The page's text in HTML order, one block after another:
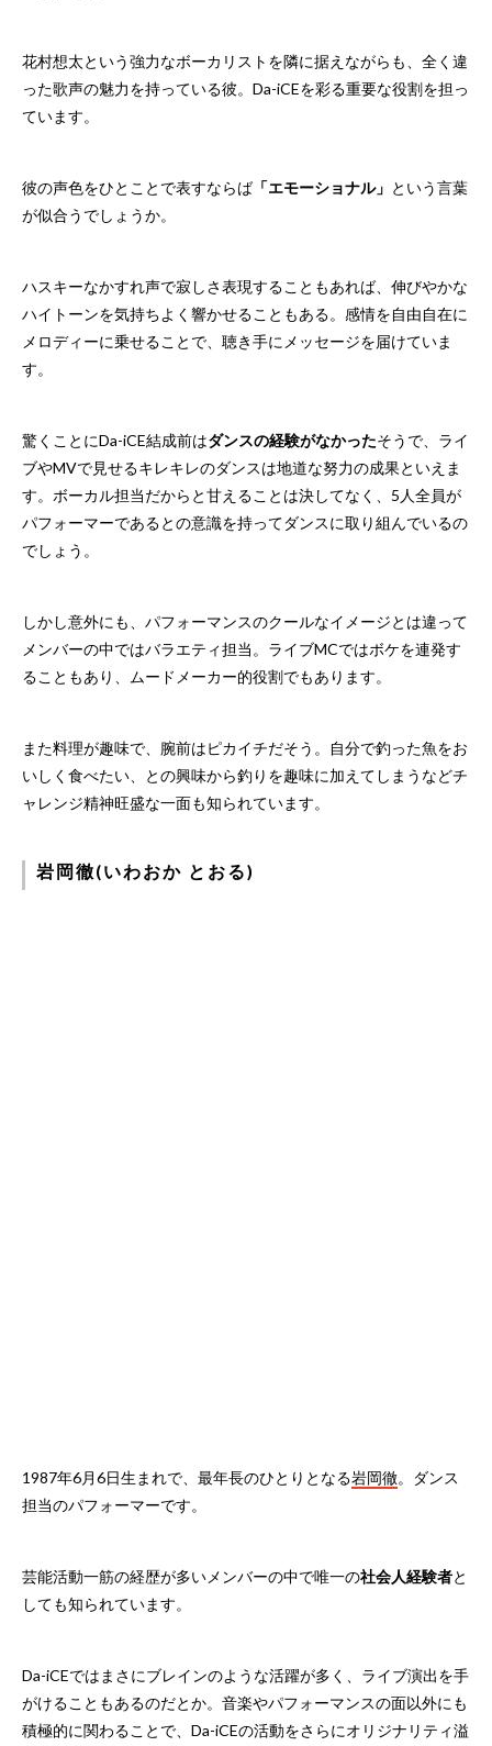
花村想太という強力なボーカリストを隣に据えながらも、全く違
った歌声の魅力を持っている彼。Da-iCEを彩る重要な役割を担っ
ています。
彼の声色をひとことで表すならば「エモーショナル」 という言葉
が似合うでしょうか。
ハスキーなかすれ声で寂しさ表現することもあれば、伸びやかな
ハイトーンを気持ちよく響かせることもある。感情を自由自在に
メロディーに乗せることで、聴き手にメッセージを届けていま
す。
驚くことにDa-iCE結成前はダンスの経験がなかったそうで、ライ
ブやMVで見せるキレキレのダンスは地道な努力の成果といえま
す。ボーカル担当だからと甘えることは決してなく、5人全員が
パフォーマーであるとの意識を持ってダンスに取り組んでいるの
でしょう。
しかし意外にも、パフォーマンスのクールなイメージとは違って
メンバーの中ではバラエティ担当。ライブMCではボケを連発す
ることもあり、ムードメーカー的役割でもあります。
また料理が趣味で、腕前はピカイチだそう。自分で釣った魚をお
いしく食べたい、との興味から釣りを趣味に加えてしまうなどチ
ャレンジ精神旺盛な一面も知られています。
岩岡徹(いわおか とおる)
1987年6月6日生まれで、最年長のひとりとなる岩岡徹。ダンス
担当のパフォーマーです。
芸能活動一筋の経歴が多いメンバーの中で唯一の社会人経験者と
しても知られています。
Da-iCEではまさにブレインのような活躍が多く、ライブ演出を手
がけることもあるのだとか。音楽やパフォーマンスの面以外にも
積極的に関わることで、Da-iCEの活動をさらにオリジナリティ溢